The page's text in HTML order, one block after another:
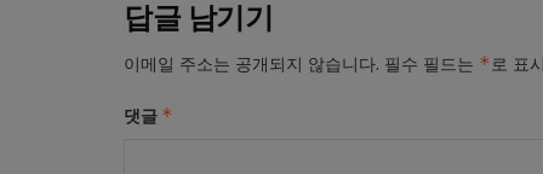
답글 남기기
이메일 주소는 공개되지 않습니다. 필수 필드는 *로 표
댓글 *